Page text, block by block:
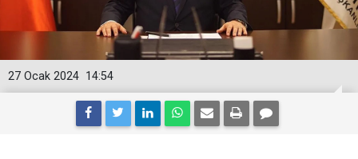
14:54
27 Ocak 2024